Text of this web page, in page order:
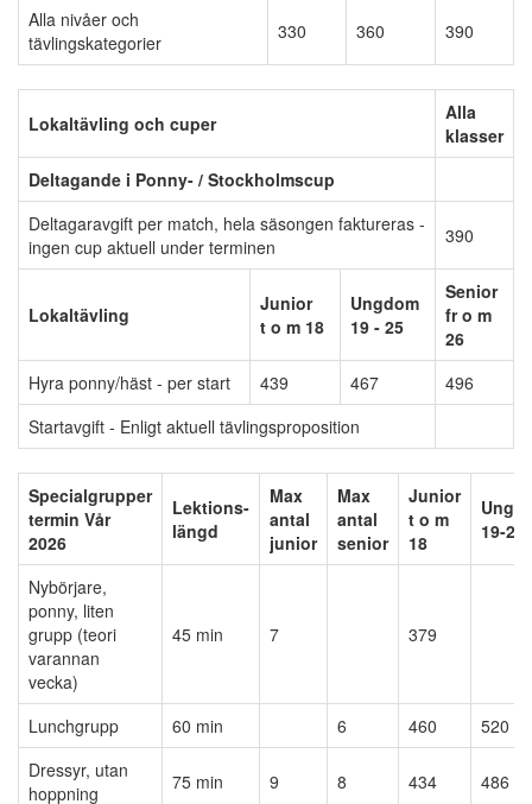
Alla nivåer och
tävlingskategorier
330 360 390
Lokaltävling och cuper
Alla
klasser
Deltagande i Ponny- / Stockholmscup
Deltagaravgift per match, hela säsongen faktureras -
ingen cup aktuell under terminen
390
Lokaltävling
Junior
t o m 18
Ungdom
19 - 25
Senior
fr o m
26
Hyra ponny/häst - per start
439 467
496
Startavgift - Enligt aktuell tävlingsproposition
Specialgrupper
termin Vår
2026
Lektions-
längd
Max
antal
junior
Max
antal
senior
Junior
t o m
18
19-25
Nybörjare,
ponny, liten
grupp (teori
varannan
vecka)
45 min 7 379
Lunchgrupp 60 min 6 460
520
Dressyr, utan
hoppning
75 min 9 8 434 486